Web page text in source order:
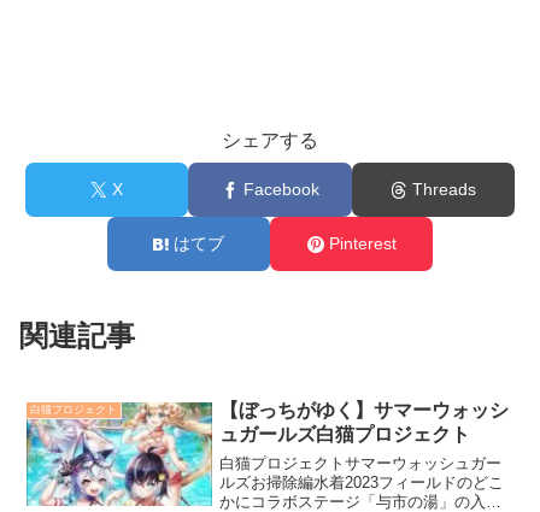
シェアする
X Facebook Threads
はてブ Pinterest
関連記事
白猫プロジェクト
【ぼっちがゆく】サマーウォッシ
ュガールズ白猫プロジェクト
白猫プロジェクトサマーウォッシュガー
ルズお掃除編水着2023フィールドのどこ
かにコラボステージ「与市の湯」の入場